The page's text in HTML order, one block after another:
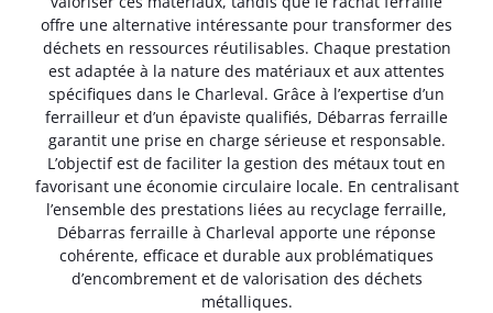
offre une alternative intéressante pour transformer des
déchets en ressources réutilisables. Chaque prestation
est adaptée à la nature des matériaux et aux attentes
spécifiques dans le Charleval. Grâce à l’expertise d’un
ferrailleur et d’un épaviste qualifiés, Débarras ferraille
garantit une prise en charge sérieuse et responsable.
L’objectif est de faciliter la gestion des métaux tout en
favorisant une économie circulaire locale. En centralisant
l’ensemble des prestations liées au recyclage ferraille,
Débarras ferraille à Charleval apporte une réponse
cohérente, efficace et durable aux problématiques
d’encombrement et de valorisation des déchets
métalliques.